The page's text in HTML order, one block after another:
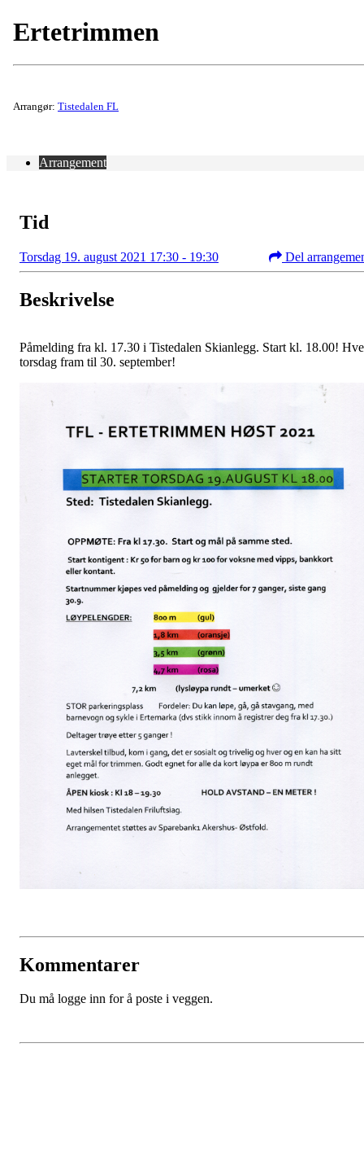
Ertetrimmen
Arrangør: Tistedalen FL
Arrangement
Tid
Torsdag 19. august 2021 17:30 - 19:30 Del
Beskrivelse
Påmelding fra kl. 17.30 i Tistedalen Skianlegg. Start kl. 18.00!
torsdag fram til 30. september!
Kommentarer
Du må logge inn for å poste i veggen.